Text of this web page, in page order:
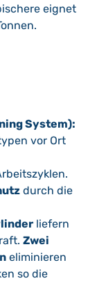
eignet
System):
vor Ort
durch die
liefern
Zwei
eliminieren
so die